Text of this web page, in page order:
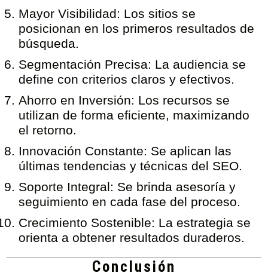
Mayor Visibilidad: Los sitios se
posicionan en los primeros resultados de
búsqueda.
Segmentación Precisa: La audiencia se
define con criterios claros y efectivos.
Ahorro en Inversión: Los recursos se
utilizan de forma eficiente, maximizando
el retorno.
Innovación Constante: Se aplican las
últimas tendencias y técnicas del SEO.
Soporte Integral: Se brinda asesoría y
seguimiento en cada fase del proceso.
Crecimiento Sostenible: La estrategia se
orienta a obtener resultados duraderos.
Conclusión